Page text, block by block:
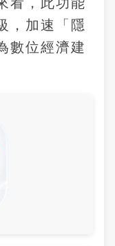
，加速「隱
數位經濟建